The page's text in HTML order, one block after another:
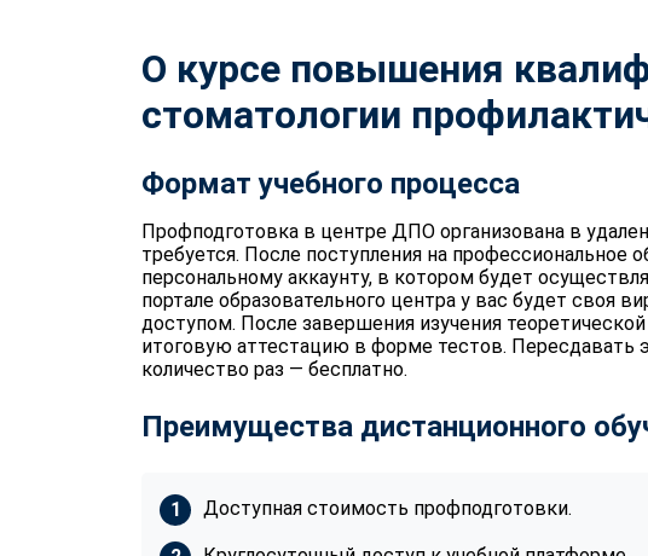
О курсе повышения
стоматологии
Формат учебного процесса
Профподготовка в центре ДПО организована в
требуется. После поступления на профессиональное
персональному аккаунту, в котором будет
портале образовательного центра у вас будет своя
доступом. После завершения изучения
итоговую аттестацию в форме тестов. Пересдавать
количество раз — бесплатно.
Преимущества дистанционного
Доступная стоимость профподготовки.